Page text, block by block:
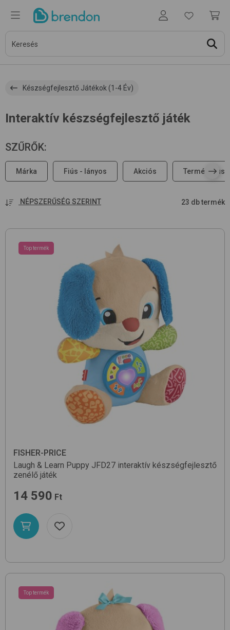
Készségfejlesztő Játékok (1-4 Év)
Interaktív készségfejlesztő játék
SZŰRŐK:
Márka Fiús - lányos Akciós Terméktípus
NÉPSZERŰSÉG SZERINT 23 db termék
Top termék
FISHER-PRICE
Laugh & Learn Puppy JFD27 interaktív készségfejlesztő
zenélő játék
14 590 Ft
Top termék